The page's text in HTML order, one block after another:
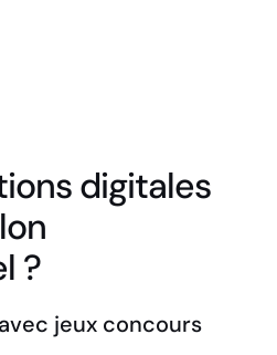
digitales
?
jeux concours